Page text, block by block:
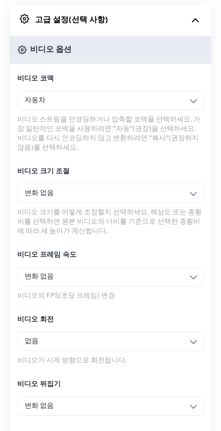
Google 드라이브에서
고급 설정(선택 사항)
비디오 옵션
비디오 코덱
자동차
비디오 스트림을 인코딩하거나 압축할 코덱을 선택하세요. 가
장 일반적인 코덱을 사용하려면 "자동"(권장)을 선택하세요.
비디오를 다시 인코딩하지 않고 변환하려면 "복사"(권장하지
않음)를 선택하세요.
비디오 크기 조절
변화 없음
비디오 크기를 어떻게 조정할지 선택하세요. 해상도 또는 종횡
비를 선택하면 원본 비디오의 너비를 기준으로 선택한 종횡비
에 따라 새 높이가 계산됩니다.
비디오 프레임 속도
변화 없음
비디오의 FPS(초당 프레임) 변경
비디오 회전
없음
비디오가 시계 방향으로 회전됩니다.
비디오 뒤집기
변화 없음